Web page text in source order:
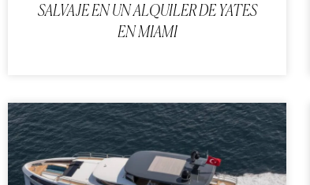
SALVAJE EN UN ALQUILER DE YATES
EN MIAMI